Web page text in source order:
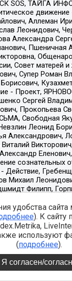
удобства
). К сайту
используют
(подробнее).
Я согласен/